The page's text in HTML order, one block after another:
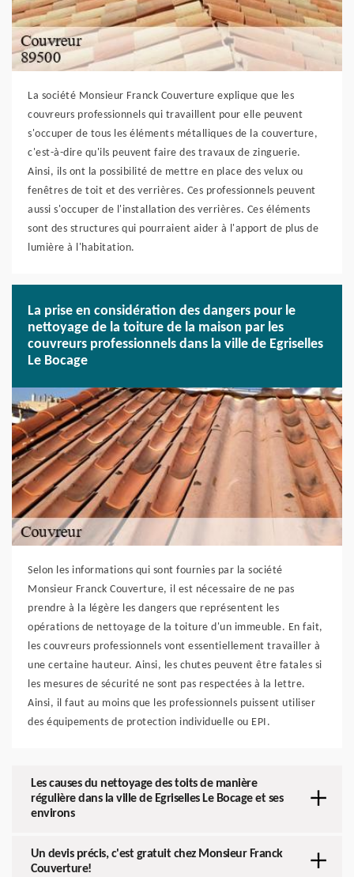
La société Monsieur Franck Couverture explique que les
couvreurs professionnels qui travaillent pour elle peuvent
s'occuper de tous les éléments métalliques de la couverture,
c'est-à-dire qu'ils peuvent faire des travaux de zinguerie.
Ainsi, ils ont la possibilité de mettre en place des velux ou
fenêtres de toit et des verrières. Ces professionnels peuvent
aussi s'occuper de l'installation des verrières. Ces éléments
sont des structures qui pourraient aider à l'apport de plus de
lumière à l'habitation.
La prise en considération des dangers pour le
nettoyage de la toiture de la maison par les
couvreurs professionnels dans la ville de Egriselles
Le Bocage
Selon les informations qui sont fournies par la société
Monsieur Franck Couverture, il est nécessaire de ne pas
prendre à la légère les dangers que représentent les
opérations de nettoyage de la toiture d'un immeuble. En fait,
les couvreurs professionnels vont essentiellement travailler à
une certaine hauteur. Ainsi, les chutes peuvent être fatales si
les mesures de sécurité ne sont pas respectées à la lettre.
Ainsi, il faut au moins que les professionnels puissent utiliser
des équipements de protection individuelle ou EPI.
Les causes du nettoyage des toits de manière
régulière dans la ville de Egriselles Le Bocage et ses
environs
Un devis précis, c'est gratuit chez Monsieur Franck
Couverture!